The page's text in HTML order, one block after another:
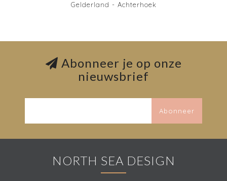
Gelderland - Achterhoek
Abonneer je op onze
nieuwsbrief
Abonneer
NORTH SEA DESIGN